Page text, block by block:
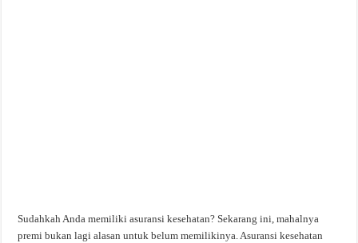
Sudahkah Anda memiliki asuransi kesehatan? Sekarang ini, mahalnya
premi bukan lagi alasan untuk belum memilikinya. Asuransi kesehatan